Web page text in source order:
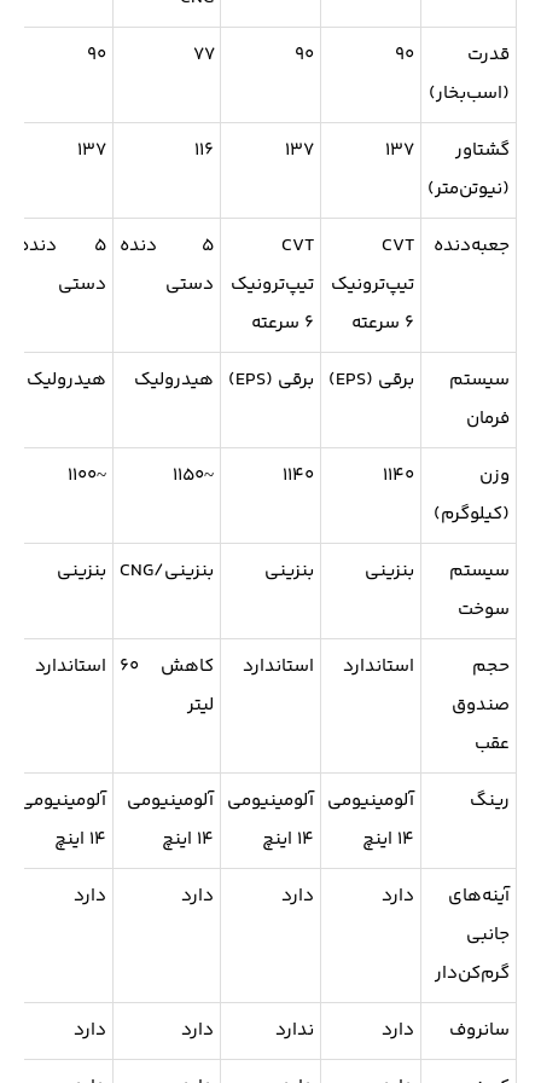
۹۰ ۷۷ ۹۰ ۹۰
قدرت
(اسب‌بخار)
۱۳۷ ۱۱۶ ۱۳۷ ۱۳۷
گشتاور
(نیوتن‌متر)
۵ دنده
دستی
۵ دنده
دستی
CVT
تیپ‌ترونیک
۶ سرعته
CVT
تیپ‌ترونیک
۶ سرعته
جعبه‌دنده
هیدرولیک هیدرولیک برقی (EPS) برقی (EPS)
سیستم
فرمان
~۱۱۰۰ ~۱۱۵۰ ۱۱۴۰ ۱۱۴۰
وزن
(کیلوگرم)
بنزینی بنزینی/CNG بنزینی بنزینی
سیستم
سوخت
استاندارد کاهش ۶۰
لیتر
استاندارد استاندارد
حجم
صندوق
عقب
آلومینیومی
۱۴ اینچ
آلومینیومی
۱۴ اینچ
آلومینیومی
۱۴ اینچ
آلومینیومی
۱۴ اینچ
رینگ
دارد دارد دارد دارد
آینه‌های
جانبی
گرم‌کن‌دار
دارد دارد ندارد دارد سانروف